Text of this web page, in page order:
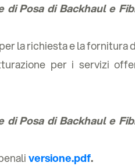
di Posa di Backhaul e
la richiesta e la fornitura
per i servizi
di Posa di Backhaul e
versione.pdf.